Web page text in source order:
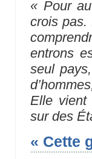
« Pour
crois pas.
entrons
seul
Elle vient
sur des
« Cette